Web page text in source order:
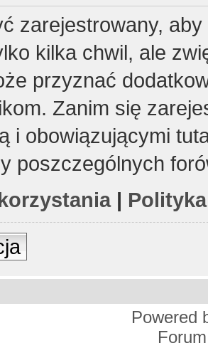
zarejestrowany,
kilka chwil, ale
przyznać
Zanim się
i obowiązującymi
poszczególnych
|
Powered